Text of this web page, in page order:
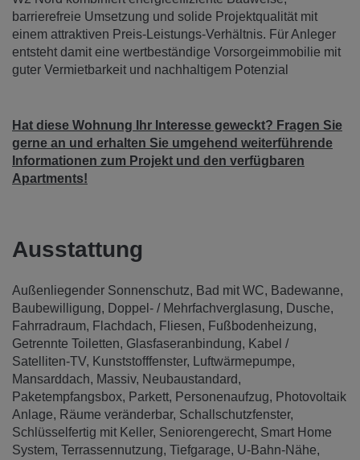
barrierefreie Umsetzung und solide Projektqualität mit
einem attraktiven Preis-Leistungs-Verhältnis. Für Anleger
entsteht damit eine wertbeständige Vorsorgeimmobilie mit
guter Vermietbarkeit und nachhaltigem Potenzial
Hat diese Wohnung Ihr Interesse geweckt? Fragen Sie
gerne an und erhalten Sie umgehend weiterführende
Informationen zum Projekt und den verfügbaren
Apartments!
Ausstattung
Außenliegender Sonnenschutz Bad mit WC
Badewanne
Baubewilligung
Doppel- / Mehrfachverglasung
Dusche
Fahrradraum
Flachdach Fliesen
Fußbodenheizung
Getrennte Toiletten Glasfaseranbindung
Kabel /
Satelliten-TV
Kunststofffenster
Luftwärmepumpe
Mansarddach
Massiv Neubaustandard
Paketempfangsbox
Parkett Personenaufzug
Photovoltaik
Anlage
Räume veränderbar Schallschutzfenster
Schlüsselfertig mit Keller Seniorengerecht Smart Home
System Terrassennutzung Tiefgarage U-Bahn-Nähe